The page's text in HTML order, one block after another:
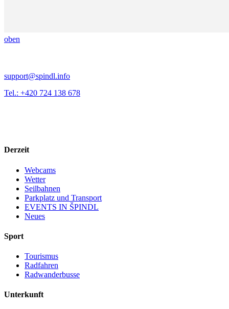
oben
support@spindl.info
Tel.: +420 724 138 678
Derzeit
Webcams
Wetter
Seilbahnen
Parkplatz und Transport
EVENTS IN ŠPINDL
Neues
Sport
Tourismus
Radfahren
Radwanderbusse
Unterkunft